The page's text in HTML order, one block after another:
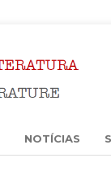
NOTÍCIAS